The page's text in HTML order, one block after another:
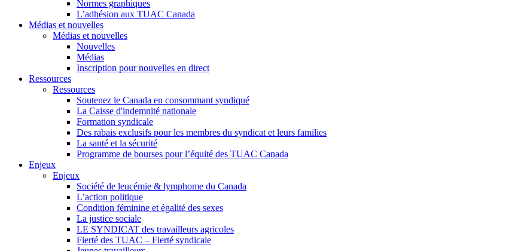
Normes graphiques
L’adhésion aux TUAC Canada
Médias et nouvelles
Médias et nouvelles
Nouvelles
Médias
Inscription pour nouvelles en direct
Ressources
Ressources
Soutenez le Canada en consommant syndiqué
La Caisse d'indemnité nationale
Formation syndicale
Des rabais exclusifs pour les membres du syndicat et leurs families
La santé et la sécurité
Programme de bourses pour l’équité des TUAC Canada
Enjeux
Enjeux
Société de leucémie & lymphome du Canada
L’action politique
Condition féminine et égalité des sexes
La justice sociale
LE SYNDICAT des travailleurs agricoles
Fierté des TUAC – Fierté syndicale